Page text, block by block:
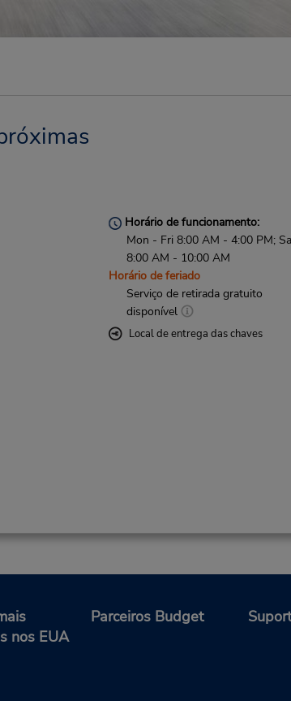
Horário de funcionamento:
Mon - Fri 8:00 AM - 4:00 PM;
8:00 AM - 10:00 AM
Horário de feriado
Serviço de retirada gratuito
disponível
Local de entrega das chaves
nos EUA
Parceiros Budget